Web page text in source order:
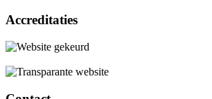
Accreditaties